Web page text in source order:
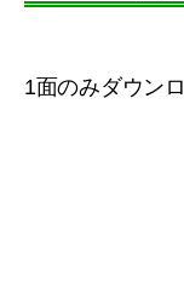
1面のみダウン